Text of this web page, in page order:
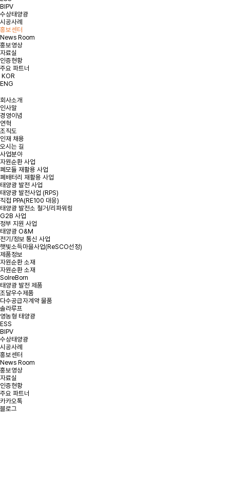
BIPV
수상태양광
시공사례
홍보센터
News Room
홍보영상
자료실
인증현황
주요 파트너
KOR
ENG
회사소개
인사말
경영이념
연혁
조직도
인재 채용
오시는 길
사업분야
자원순환 사업
폐모듈 재활용 사업
폐배터리 재활용 사업
태양광 발전 사업
태양광 발전사업 (RPS)
직접 PPA(RE100 대응)
태양광 발전소 철거/리파워링
G2B 사업
정부 지원 사업
태양광 O&M
전기/정보 통신 사업
햇빛소득마을사업(ReSCO선정)
제품정보
자원순환 소재
자원순환 소재
SolreBorn
태양광 발전 제품
조달우수제품
다수공급자계약 물품
솔라루프
영농형 태양광
ESS
BIPV
수상태양광
시공사례
홍보센터
News Room
홍보영상
자료실
인증현황
주요 파트너
카카오톡
블로그